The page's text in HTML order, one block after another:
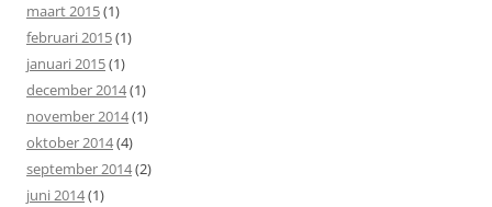
maart 2015(1)
februari 2015(1)
januari 2015(1)
december 2014(1)
november 2014(1)
oktober 2014(4)
september 2014(2)
juni 2014(1)